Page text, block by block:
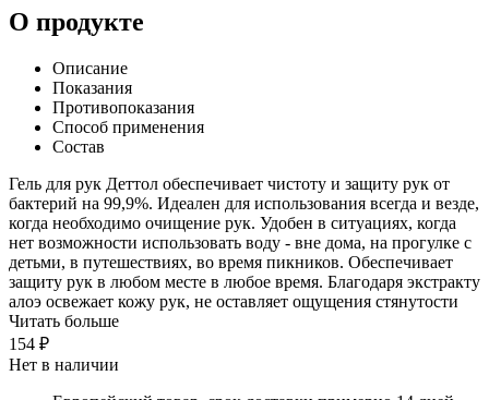
О продукте
Описание
Показания
Противопоказания
Способ применения
Состав
Гель для рук Деттол обеспечивает чистоту и защиту рук от
бактерий на 99,9%. Идеален для использования всегда и везде,
когда необходимо очищение рук. Удобен в ситуациях, когда
нет возможности использовать воду - вне дома, на прогулке с
детьми, в путешествиях, во время пикников. Обеспечивает
защиту рук в любом месте в любое время. Благодаря экстракту
алоэ освежает кожу рук, не оставляет ощущения стянутости
Читать больше
154 ₽
Нет в наличии